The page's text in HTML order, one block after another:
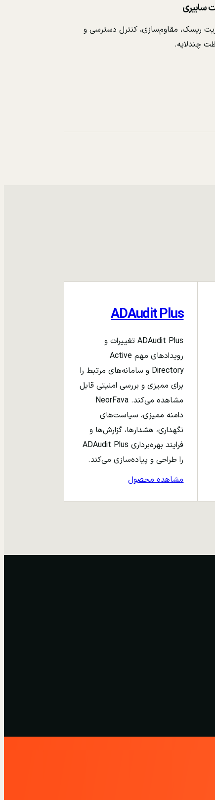
سایبری
ریسک، مقاوم‌سازی، کنترل دسترسی و
چندلایه.
ADAudit Plus
ADAudit Plus تغییرات و
رویدادهای مهم Active
Directory و سامانه‌های مرتبط را
برای ممیزی و بررسی امنیتی قابل
مشاهده می‌کند. NeorFava
دامنه ممیزی، سیاست‌های
نگهداری، هشدارها، گزارش‌ها و
فرایند بهره‌برداری ADAudit Plus
را طراحی و پیاده‌سازی می‌کند.
مشاهده محصول